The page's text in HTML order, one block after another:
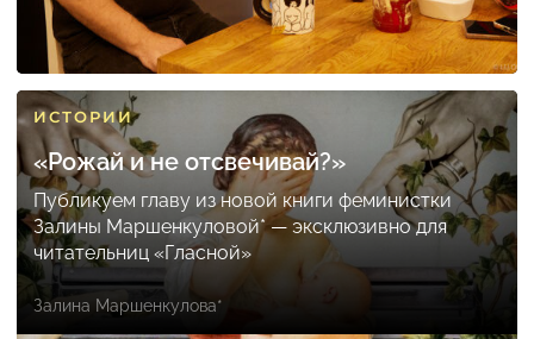
ИСТОРИИ
«Рожай и не отсвечивай?»
Публикуем главу из новой книги феминистки
Залины Маршенкуловой* — эксклюзивно для
читательниц «Гласной»
Залина Маршенкулова*